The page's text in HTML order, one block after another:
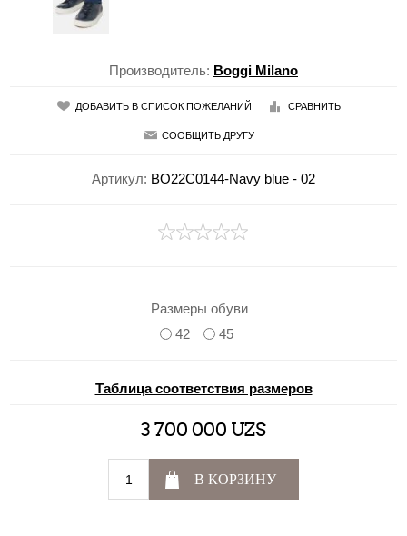
Производитель: Boggi Milano
ДОБАВИТЬ В СПИСОК ПОЖЕЛАНИЙ СРАВНИТЬ
СООБЩИТЬ ДРУГУ
Артикул: BO22C0144-Navy blue - 02
Размеры обуви
42
45
Таблица соответствия размеров
3 700 000 UZS
В КОРЗИНУ